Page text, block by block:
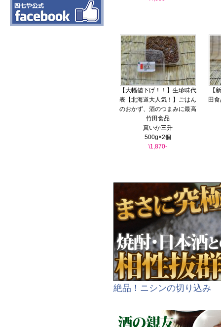
【大幅値下げ！！】生珍味代
表【北海道大人気！】ごはん
のおかず、酒のつまみに最高
竹田食品
真いか三升
500g×2個
\1,870-
【
田
絶品！ニシンの切り込み